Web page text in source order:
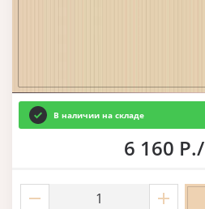
В наличии на складе
6 160